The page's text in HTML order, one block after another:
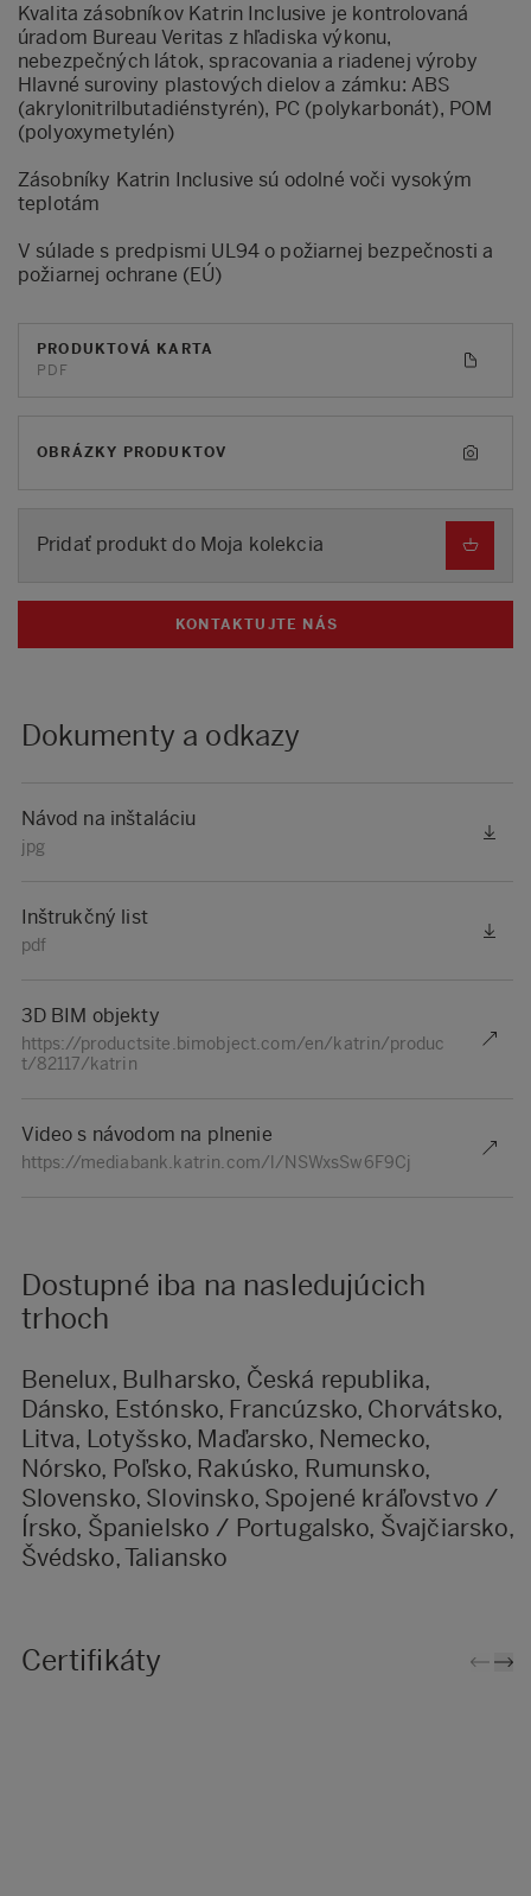
Kvalita zásobníkov Katrin Inclusive je kontrolovaná
úradom Bureau Veritas z hľadiska výkonu,
nebezpečných látok, spracovania a riadenej výroby
Hlavné suroviny plastových dielov a zámku: ABS
(akrylonitrilbutadiénstyrén), PC (polykarbonát), POM
(polyoxymetylén)
Zásobníky Katrin Inclusive sú odolné voči vysokým
teplotám
V súlade s predpismi UL94 o požiarnej bezpečnosti a
požiarnej ochrane (EÚ)
PRODUKTOVÁ KARTA
PDF
OBRÁZKY PRODUKTOV
Pridať produkt do Moja kolekcia
KONTAKTUJTE NÁS
Dokumenty a odkazy
Návod na inštaláciu
jpg
Inštrukčný list
pdf
3D BIM objekty
https://productsite.bimobject.com/en/katrin/produc
t/82117/katrin
Video s návodom na plnenie
https://mediabank.katrin.com/l/NSWxsSw6F9Cj
Dostupné iba na nasledujúcich
trhoch
Benelux, Bulharsko, Česká republika,
Dánsko, Estónsko, Francúzsko, Chorvátsko,
Litva, Lotyšsko, Maďarsko, Nemecko,
Nórsko, Poľsko, Rakúsko, Rumunsko,
Slovensko, Slovinsko, Spojené kráľovstvo /
Írsko, Španielsko / Portugalsko, Švajčiarsko,
Švédsko, Taliansko
Certifikáty